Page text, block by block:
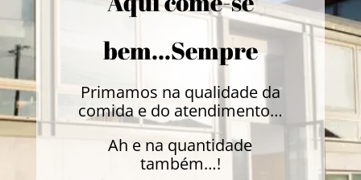
bem...Sempre
Primamos na qualidade da
comida e do atendimento…
Ah e na quantidade
também…!